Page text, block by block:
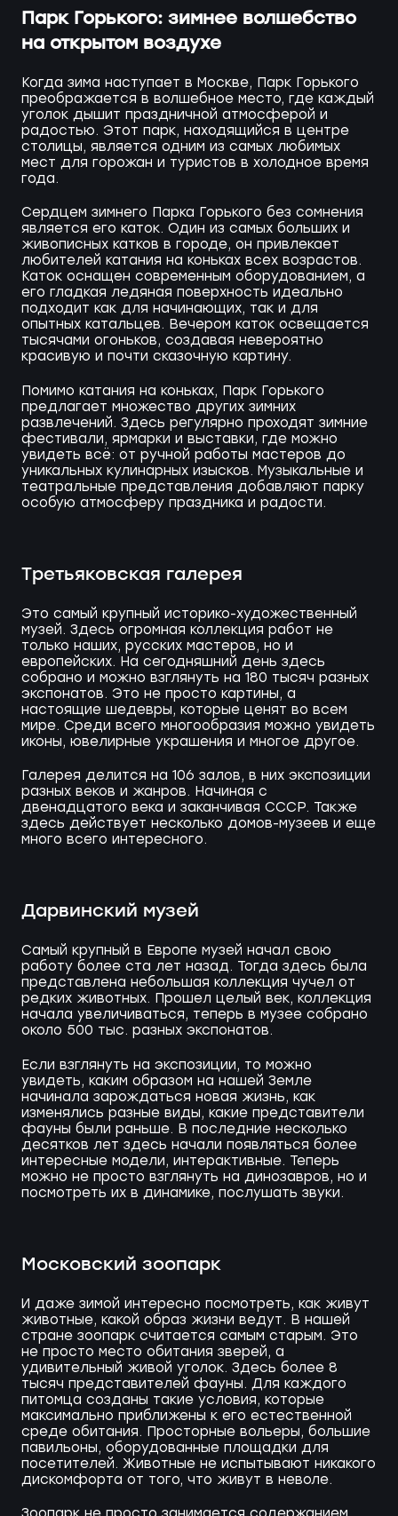
Парк Горького: зимнее волшебство
на открытом воздухе
Когда зима наступает в Москве, Парк Горького
преображается в волшебное место, где каждый
уголок дышит праздничной атмосферой и
радостью. Этот парк, находящийся в центре
столицы, является одним из самых любимых
мест для горожан и туристов в холодное время
года.
Сердцем зимнего Парка Горького без сомнения
является его каток. Один из самых больших и
живописных катков в городе, он привлекает
любителей катания на коньках всех возрастов.
Каток оснащен современным оборудованием, а
его гладкая ледяная поверхность идеально
подходит как для начинающих, так и для
опытных катальцев. Вечером каток освещается
тысячами огоньков, создавая невероятно
красивую и почти сказочную картину.
Помимо катания на коньках, Парк Горького
предлагает множество других зимних
развлечений. Здесь регулярно проходят зимние
фестивали, ярмарки и выставки, где можно
увидеть всё: от ручной работы мастеров до
уникальных кулинарных изысков. Музыкальные и
театральные представления добавляют парку
особую атмосферу праздника и радости.
Третьяковская галерея
Это самый крупный историко-художественный
музей. Здесь огромная коллекция работ не
только наших, русских мастеров, но и
европейских. На сегодняшний день здесь
собрано и можно взглянуть на 180 тысяч разных
экспонатов. Это не просто картины, а
настоящие шедевры, которые ценят во всем
мире. Среди всего многообразия можно увидеть
иконы, ювелирные украшения и многое другое.
Галерея делится на 106 залов, в них экспозиции
разных веков и жанров. Начиная с
двенадцатого века и заканчивая СССР. Также
здесь действует несколько домов-музеев и еще
много всего интересного.
Дарвинский музей
Самый крупный в Европе музей начал свою
работу более ста лет назад. Тогда здесь была
представлена небольшая коллекция чучел от
редких животных. Прошел целый век, коллекция
начала увеличиваться, теперь в музее собрано
около 500 тыс. разных экспонатов.
Если взглянуть на экспозиции, то можно
увидеть, каким образом на нашей Земле
начинала зарождаться новая жизнь, как
изменялись разные виды, какие представители
фауны были раньше. В последние несколько
десятков лет здесь начали появляться более
интересные модели, интерактивные. Теперь
можно не просто взглянуть на динозавров, но и
посмотреть их в динамике, послушать звуки.
Московский зоопарк
И даже зимой интересно посмотреть, как живут
животные, какой образ жизни ведут. В нашей
стране зоопарк считается самым старым. Это
не просто место обитания зверей, а
удивительный живой уголок. Здесь более 8
тысяч представителей фауны. Для каждого
питомца созданы такие условия, которые
максимально приближены к его естественной
среде обитания. Просторные вольеры, большие
павильоны, оборудованные площадки для
посетителей. Животные не испытывают никакого
дискомфорта от того, что живут в неволе.